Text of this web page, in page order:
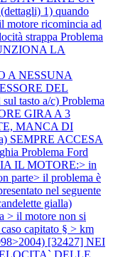
1) quando
motore ricomincia ad
strappa Problema
LA
A NESSUNA
DEL
tasto a/c) Problema
GIRA A 3
MANCA DI
SEMPRE ACCESA
Problema Ford
IL MOTORE:> in
parte> il problema è
nel seguente
gialla)
> il motore non si
capitato § > km
[32427] NEI
DELLE